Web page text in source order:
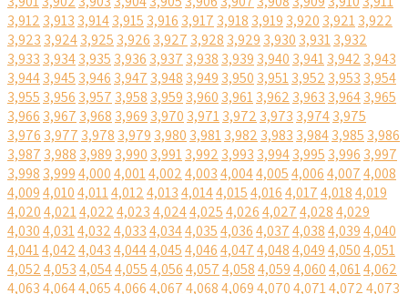
3,912 3,913 3,9143,915 3,916 3,917 3,918 3,919 3,920 3,9213,922
3,923 3,9243,925 3,926 3,927 3,928 3,929 3,930 3,9313,932
3,933 3,9343,935 3,936 3,937 3,938 3,939 3,940 3,9413,942 3,943
3,9443,945 3,946 3,947 3,948 3,949 3,950 3,9513,952 3,953 3,954
3,955 3,956 3,957 3,958 3,959 3,960 3,9613,962 3,963 3,9643,965
3,966 3,967 3,968 3,969 3,970 3,9713,972 3,973 3,9743,975
3,976 3,977 3,978 3,979 3,980 3,9813,982 3,983 3,9843,985 3,986
3,987 3,988 3,989 3,990 3,9913,992 3,993 3,9943,995 3,996 3,997
3,998 3,9994,0004,0014,0024,0034,0044,0054,0064,0074,008
4,0094,0104,0114,0124,0134,0144,0154,0164,0174,0184,019
4,0204,0214,0224,0234,0244,0254,0264,0274,0284,029
4,0304,0314,0324,0334,0344,0354,0364,0374,0384,0394,040
4,0414,0424,0434,0444,0454,0464,0474,0484,0494,0504,051
4,0524,0534,0544,0554,0564,0574,0584,0594,0604,0614,062
4,0634,0644,0654,0664,0674,0684,0694,0704,0714,0724,073